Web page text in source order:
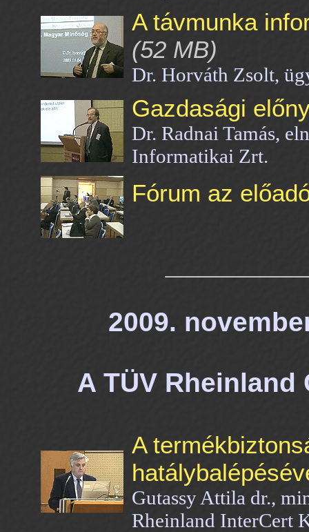
A távmunka
(52 MB)
Dr. Horváth Zsolt,
Gazdasági
Dr. Radnai Tamás,
Informatikai Zrt.
Fórum az
2009.
A TÜV
A
Gutassy Attila dr.,
Rheinland InterCert